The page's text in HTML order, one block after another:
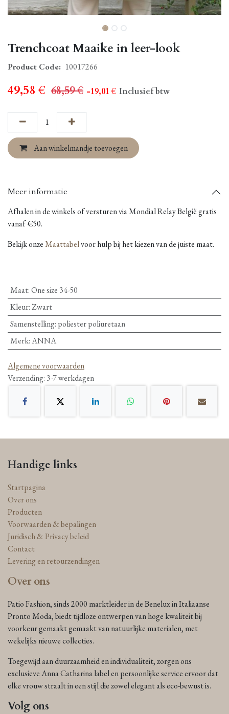
Trenchcoat Maaike in leer-look
Product Code: 10017266
49,58 € 68,59€ - 19,01€ Inclusief btw
Aan winkelmandje toevoegen
Meer informatie
Afhalen in de winkels of versturen via Mondial Relay België gratis
vanaf €50.
Bekijk onzeMaattabelvoor hulp bij het kiezen van de juiste maat.
Maat:One size 34-50
Kleur:Zwart
Samenstelling: poliester poliuretaan
Merk:ANNA
Algemene voorwaarden
Verzending: 3-7 werkdagen
Handige links
Startpagina
Over ons
Producten
Voorwaarden & bepalingen
Juridisch & Privacy beleid
Contact
Levering en retourzendingen
Over ons
Patio Fashion, sinds 2000 marktleider in de Benelux in Italiaanse
Pronto Moda, biedt tijdloze ontwerpen van hoge kwaliteit bij
voorkeur gemaakt gemaakt van natuurlijke materialen, met
wekelijks nieuwe collecties.
Toegewijd aan duurzaamheid en individualiteit, zorgen ons
exclusieve Anna Catharina label en persoonlijke service ervoor dat
elke vrouw straalt in een stijl die zowel elegant als eco-bewust is.
Volg ons